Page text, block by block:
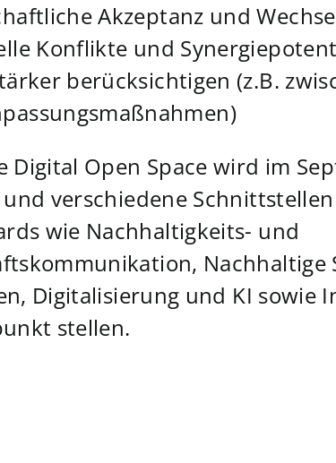
Akzeptanz und
Konflikte und
berücksichtigen (z.B.
Digital Open Space wird im
verschiedene
wie Nachhaltigkeits- und
Nachhaltige
Digitalisierung und KI sowie
stellen.